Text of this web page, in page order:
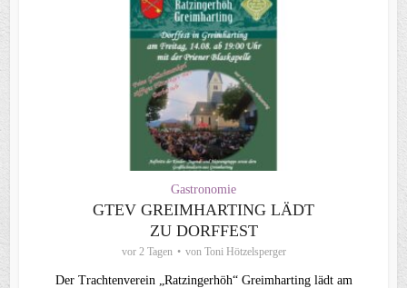
Gastronomie
GTEV GREIMHARTING LÄDT
ZU DORFFEST
vor 2 Tagen von Toni Hötzelsperger
Der Trachtenverein „Ratzingerhöh“ Greimharting lädt am